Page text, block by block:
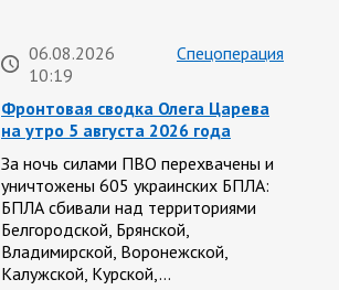
06.08.2026
10:19
Спецоперация
Фронтовая сводка Олега Царева
на утро 5 августа 2026 года
За ночь силами ПВО перехвачены и
уничтожены 605 украинских БПЛА:
БПЛА сбивали над территориями
Белгородской, Брянской,
Владимирской, Воронежской,
Калужской, Курской,…